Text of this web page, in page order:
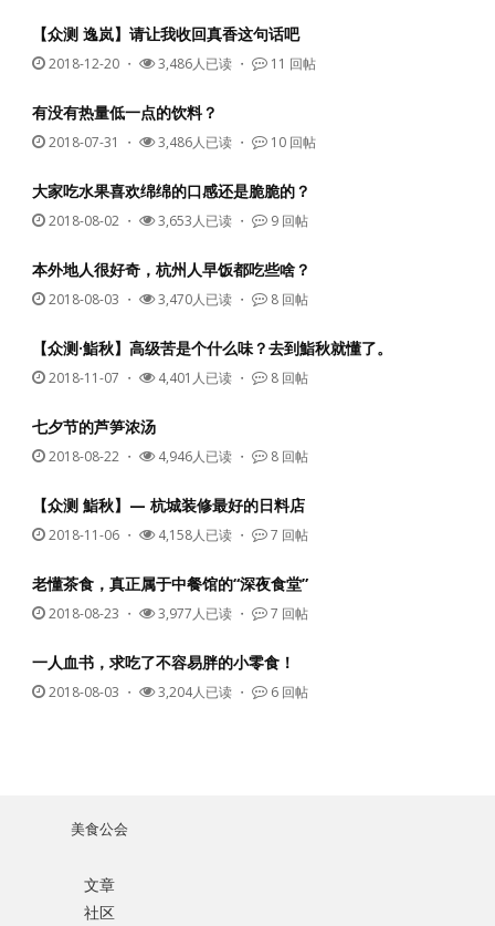
【众测 逸岚】请让我收回真香这句话吧
2018-12-20 ・ 3,486人已读 ・ 11 回帖
有没有热量低一点的饮料？
2018-07-31 ・ 3,486人已读 ・ 10 回帖
大家吃水果喜欢绵绵的口感还是脆脆的？
2018-08-02 ・ 3,653人已读 ・ 9 回帖
本外地人很好奇，杭州人早饭都吃些啥？
2018-08-03 ・ 3,470人已读 ・ 8 回帖
【众测·鮨秋】高级苦是个什么味？去到鮨秋就懂了。
2018-11-07 ・ 4,401人已读 ・ 8 回帖
七夕节的芦笋浓汤
2018-08-22 ・ 4,946人已读 ・ 8 回帖
【众测 鮨秋】— 杭城装修最好的日料店
2018-11-06 ・ 4,158人已读 ・ 7 回帖
老懂茶食，真正属于中餐馆的“深夜食堂”
2018-08-23 ・ 3,977人已读 ・ 7 回帖
一人血书，求吃了不容易胖的小零食！
2018-08-03 ・ 3,204人已读 ・ 6 回帖
美食公会
文章
社区